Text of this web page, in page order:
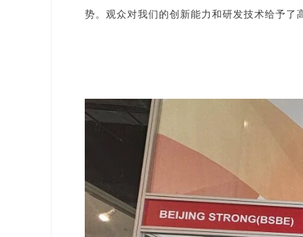
势。观众对我们的创新能力和研发技术给予了